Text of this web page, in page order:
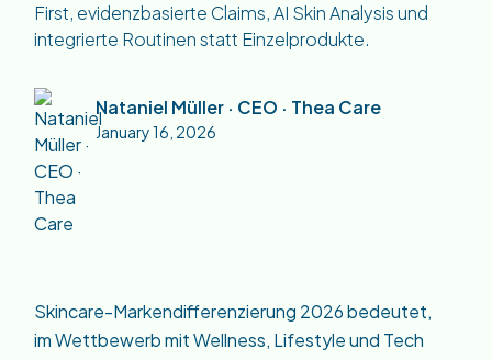
First, evidenzbasierte Claims, AI Skin Analysis und
integrierte Routinen statt Einzelprodukte.
Nataniel Müller · CEO · Thea Care
January 16, 2026
Skincare-Markendifferenzierung 2026 bedeutet,
im Wettbewerb mit Wellness, Lifestyle und Tech